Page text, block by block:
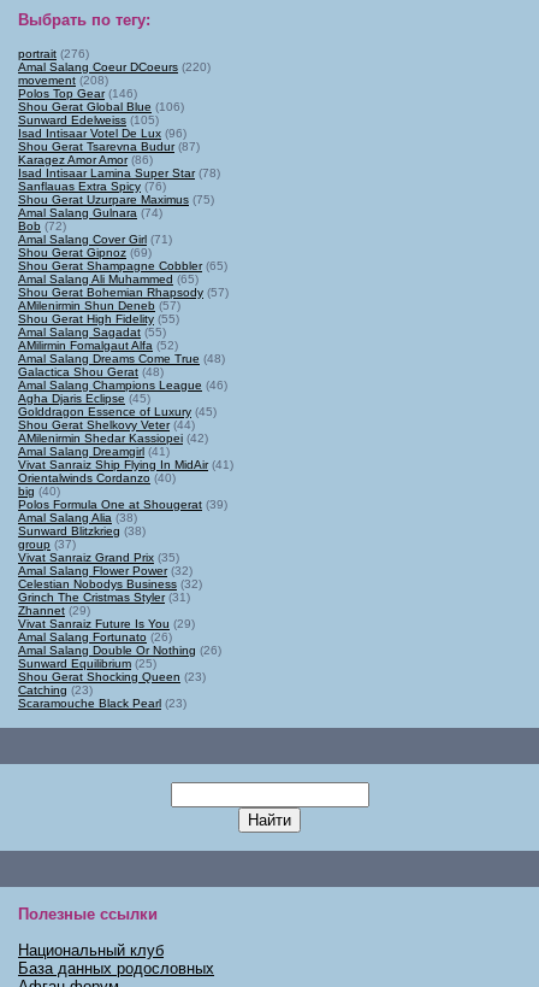
Выбрать по тегу:
portrait (276)
Amal Salang Coeur DCoeurs (220)
movement (208)
Polos Top Gear(146)
Shou Gerat Global Blue (106)
Sunward Edelweiss (105)
Isad Intisaar Votel De Lux (96)
Shou Gerat Tsarevna Budur(87)
Karagez Amor Amor(86)
Isad Intisaar Lamina Super Star(78)
Sanflauas Extra Spicy (76)
Shou Gerat Uzurpare Maximus (75)
Amal Salang Gulnara (74)
Bob (72)
Amal Salang Cover Girl (71)
Shou Gerat Gipnoz (69)
Shou Gerat Shampagne Cobbler(65)
Amal Salang Ali Muhammed (65)
Shou Gerat Bohemian Rhapsody (57)
AMilenirmin Shun Deneb (57)
Shou Gerat High Fidelity (55)
Amal Salang Sagadat (55)
AMilirmin Fomalgaut Alfa (52)
Amal Salang Dreams Come True (48)
Galactica Shou Gerat (48)
Amal Salang Champions League (46)
Agha Djaris Eclipse (45)
Golddragon Essence of Luxury (45)
Shou Gerat Shelkovy Veter(44)
AMilenirmin Shedar Kassiopei (42)
Amal Salang Dreamgirl (41)
Vivat Sanraiz Ship Flying In MidAir(41)
Orientalwinds Cordanzo (40)
big (40)
Polos Formula One at Shougerat (39)
Amal Salang Alia (38)
Sunward Blitzkrieg (38)
group (37)
Vivat Sanraiz Grand Prix (35)
Amal Salang Flower Power(32)
Celestian Nobodys Business (32)
Grinch The Cristmas Styler(31)
Zhannet (29)
Vivat Sanraiz Future Is You (29)
Amal Salang Fortunato (26)
Amal Salang Double Or Nothing (26)
Sunward Equilibrium (25)
Shou Gerat Shocking Queen (23)
Catching (23)
Scaramouche Black Pearl (23)
Полезные ссылки
Национальный клуб
База данных родословных